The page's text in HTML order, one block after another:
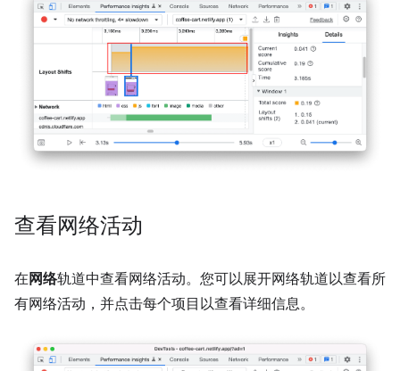
查看网络活动
在网络轨道中查看网络活动。您可以展开网络轨道以查看所
有网络活动，并点击每个项目以查看详细信息。